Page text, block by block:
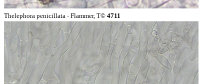
Thelephora penicillata - Flammer, T© 4711